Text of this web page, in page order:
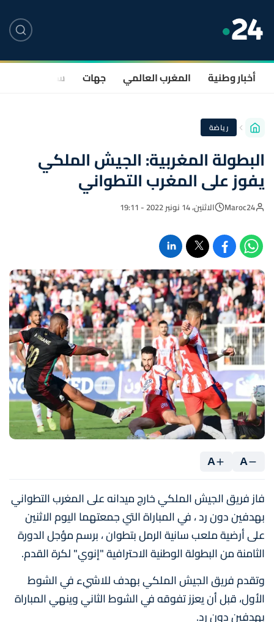
أخبار وطنية المغرب العالمي جهات سياسة
رياضة
البطولة المغربية: الجيش الملكي
يفوز على المغرب التطواني
Maroc24 الاثنين، 14 نونبر 2022 - 19:11
A
A
فاز فريق الجيش الملكي خارج ميدانه على المغرب التطواني
بهدفين دون رد ، في المباراة التي جمعتهما اليوم الاثنين
على أرضية ملعب سانية الرمل بتطوان ، برسم مؤجل الدورة
الثامنة من البطولة الوطنية الاحترافية "إنوي" لكرة القدم.
وتقدم فريق الجيش الملكي بهدف للاشيء في الشوط
الأول، قبل أن يعزز تفوقه في الشوط الثاني وينهي المباراة
بهدفين دون رد.